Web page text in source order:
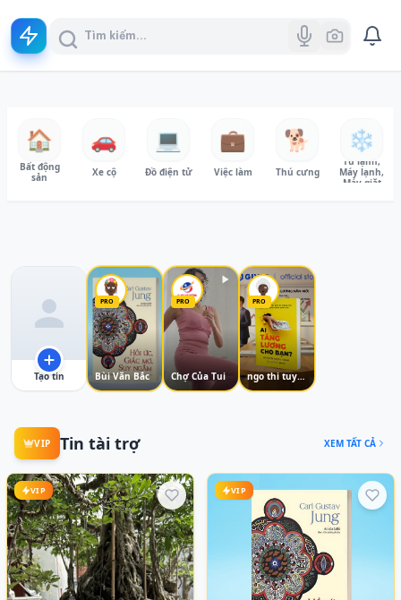
🏠
Bất động
sản
🚗
Xe cộ
💻
Đồ điện tử
💼
Việc làm
🐕
Thú cưng
❄️
Tủ lạnh,
Máy lạnh,
Máy giặt
Tạo tin
PRO
Bùi Văn Bắc
PRO
Chợ Của Tui
PRO
ngo thi tuyên
VIP Tin tài trợ XEM TẤT CẢ
VIP VIP